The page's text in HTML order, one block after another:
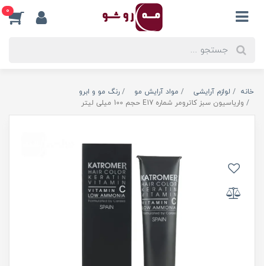
0
خانه لوازم آرایشی مواد آرایش مو
رنگ مو و ابرو
واریاسیون سبز کاترومر شماره E17 حجم 100 میلی لیتر